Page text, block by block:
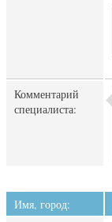
Комментарий
специалиста:
Имя, город: